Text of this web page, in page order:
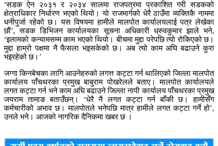
‘सडक ऐन २०३१ र २०३४ सालमा राजपत्रमा प्रकाशित गरी सडकको
क्षेत्राधिकार निर्धारण भएको थियो। यो राजमार्गको धेरै ठाउँमा व्यक्तिकै नाममा
धनीपुर्जा रहेको छ। यस विषयमा हामीले मालपोत कार्यालयलाई पत्र लेखेका
छौं’, सडक डिभिजन कार्यालयका सूचना अधिकारी ध्रुवकुमार झाले भने,
‘इलामको कन्यामसम्म काम भएको थियो। बीचमा मुद्दा परेपछि त्यो रोकिएको छ।
मुद्दा हाम्रो पक्षमा नै फैसला भइसकेको छ। अब त्यो काम अघि बढाउने कुरा
भइरहेको छ।’
जग्गा किनबेचका लागि आउनेहरुको लगत्त कट्टा गर्न थालिएको जिल्ला मालपोत
कार्यालय पाँचथरका प्रमुख बाबुराम पोखरेलले बताए। मालपोत कार्यालयले
लगत कट्टा गर्न भने काम अघि बढाउने जिल्ला नापी कार्यालय पाँचथरका प्रमुख
जयराम तामाङ बताउँछन्। ‘धेरै नै लगत कट्टा गर्न बाँकी छ। हामीसँग
कर्मचारीको अभाव छ। मालपोतले भनेपछि मात्र हामीले लगत कट्टा गर्ने हो’,
उनले भने। आजको नागरिक दैनिकमा खबर छ ।